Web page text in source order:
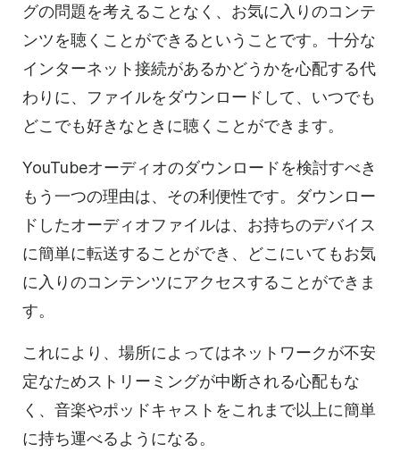
グの問題を考えることなく、お気に入りのコンテ
ンツを聴くことができるということです。十分な
インターネット接続があるかどうかを心配する代
わりに、ファイルをダウンロードして、いつでも
どこでも好きなときに聴くことができます。
YouTubeオーディオのダウンロードを検討すべき
もう一つの理由は、その利便性です。ダウンロー
ドしたオーディオファイルは、お持ちのデバイス
に簡単に転送することができ、どこにいてもお気
に入りのコンテンツにアクセスすることができま
す。
これにより、場所によってはネットワークが不安
定なためストリーミングが中断される心配もな
く、音楽やポッドキャストをこれまで以上に簡単
に持ち運べるようになる。